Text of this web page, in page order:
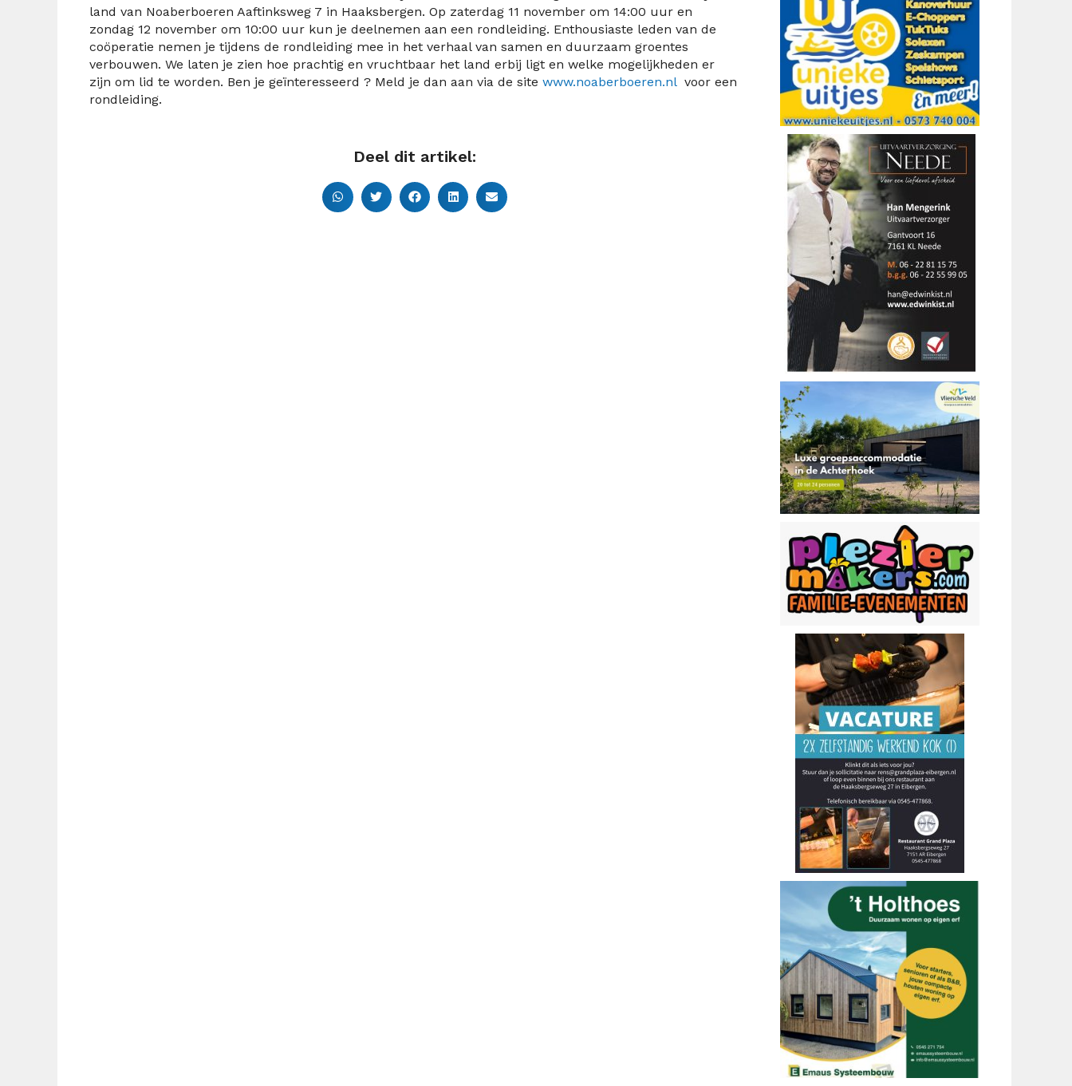
land van Noaberboeren Aaftinksweg 7 in Haaksbergen. Op zaterdag 11 november om 14:00 uur en
zondag 12 november om 10:00 uur kun je deelnemen aan een rondleiding. Enthousiaste leden van de
coöperatie nemen je tijdens de rondleiding mee in het verhaal van samen en duurzaam groentes
verbouwen. We laten je zien hoe prachtig en vruchtbaar het land erbij ligt en welke mogelijkheden er
zijn om lid te worden. Ben je geïnteresseerd ? Meld je dan aan via de site www.noaberboeren.nlvoor een
rondleiding.
Deel dit artikel: